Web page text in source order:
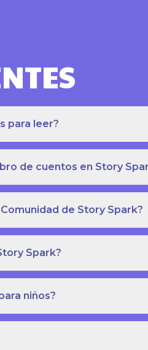
para leer?
de cuentos en Story
de Story Spark?
Spark?
niños?